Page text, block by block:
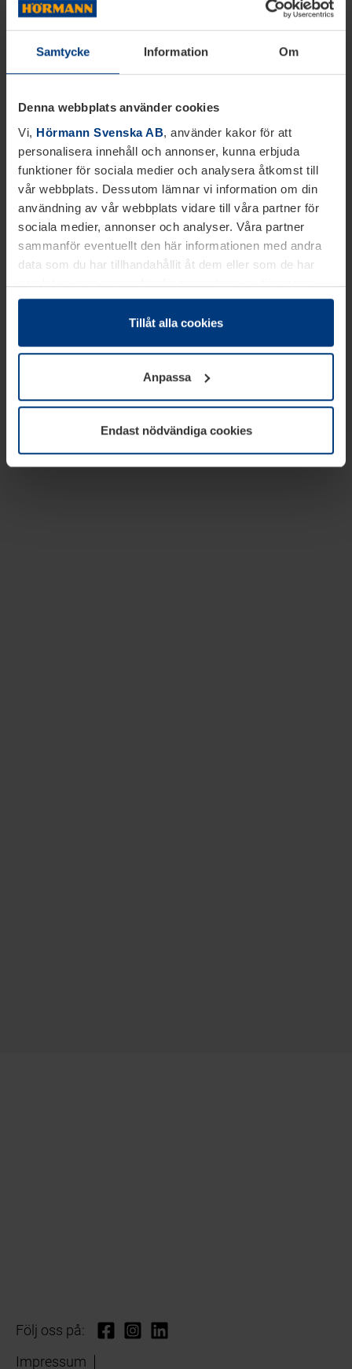
Samtycke Information Om
Denna webbplats använder cookies
Vi, Hörmann Svenska AB, använder kakor för att
personalisera innehåll och annonser, kunna erbjuda
funktioner för sociala medier och analysera åtkomst till
vår webbplats. Dessutom lämnar vi information om din
användning av vår webbplats vidare till våra partner för
sociala medier, annonser och analyser. Våra partner
sammanför eventuellt den här informationen med andra
data som du har tillhandahållit åt dem eller som de har
samlat in inom ramen för din användning av tjänsterna.
Juridiskt kan vi lagra kakor på din enhet, om de är
absolut nödvändiga för driften av den här webbplatsen.
godkännande kan du när som helst ändra eller återkalla i
informationen om kakor underDataskyddsförklaring
vår webbplats.
Tillåt alla cookies
Anpassa
Endast nödvändiga cookies
Följ oss på:
Impressum